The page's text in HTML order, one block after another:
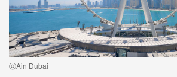
ⓒAin Dubai